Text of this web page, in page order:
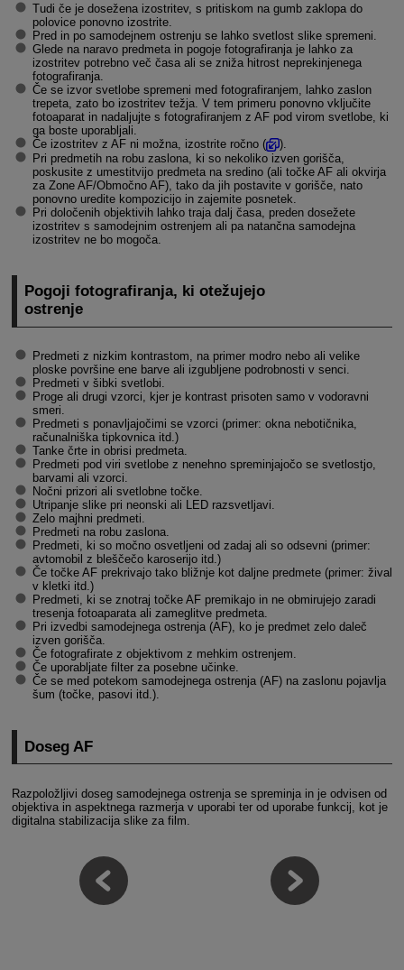
Tudi če je dosežena izostritev, s pritiskom na gumb zaklopa do
polovice ponovno izostrite.
Pred in po samodejnem ostrenju se lahko svetlost slike spremeni.
Glede na naravo predmeta in pogoje fotografiranja je lahko za
izostritev potrebno več časa ali se zniža hitrost neprekinjenega
fotografiranja.
Če se izvor svetlobe spremeni med fotografiranjem, lahko zaslon
trepeta, zato bo izostritev težja. V tem primeru ponovno vključite
fotoaparat in nadaljujte s fotografiranjem z AF pod virom svetlobe, ki
ga boste uporabljali.
Če izostritev z AF ni možna, izostrite ročno (
).
Pri predmetih na robu zaslona, ki so nekoliko izven gorišča,
poskusite z umestitvijo predmeta na sredino (ali točke AF ali okvirja
za Zone AF/Območno AF), tako da jih postavite v gorišče, nato
ponovno uredite kompozicijo in zajemite posnetek.
Pri določenih objektivih lahko traja dalj časa, preden dosežete
izostritev s samodejnim ostrenjem ali pa natančna samodejna
izostritev ne bo mogoča.
Pogoji fotografiranja, ki otežujejo
ostrenje
Predmeti z nizkim kontrastom, na primer modro nebo ali velike
ploske površine ene barve ali izgubljene podrobnosti v senci.
Predmeti v šibki svetlobi.
Proge ali drugi vzorci, kjer je kontrast prisoten samo v vodoravni
smeri.
Predmeti s ponavljajočimi se vzorci (primer: okna nebotičnika,
računalniška tipkovnica itd.)
Tanke črte in obrisi predmeta.
Predmeti pod viri svetlobe z nenehno spreminjajočo se svetlostjo,
barvami ali vzorci.
Nočni prizori ali svetlobne točke.
Utripanje slike pri neonski ali LED razsvetljavi.
Zelo majhni predmeti.
Predmeti na robu zaslona.
Predmeti, ki so močno osvetljeni od zadaj ali so odsevni (primer:
avtomobil z bleščečo karoserijo itd.)
Če točke AF prekrivajo tako bližnje kot daljne predmete (primer: žival
v kletki itd.)
Predmeti, ki se znotraj točke AF premikajo in ne obmirujejo zaradi
tresenja fotoaparata ali zameglitve predmeta.
Pri izvedbi samodejnega ostrenja (AF), ko je predmet zelo daleč
izven gorišča.
Če fotografirate z objektivom z mehkim ostrenjem.
Če uporabljate filter za posebne učinke.
Če se med potekom samodejnega ostrenja (AF) na zaslonu pojavlja
šum (točke, pasovi itd.).
Doseg AF
Razpoložljivi doseg samodejnega ostrenja se spreminja in je odvisen od
objektiva in aspektnega razmerja v uporabi ter od uporabe funkcij, kot je
digitalna stabilizacija slike za film.